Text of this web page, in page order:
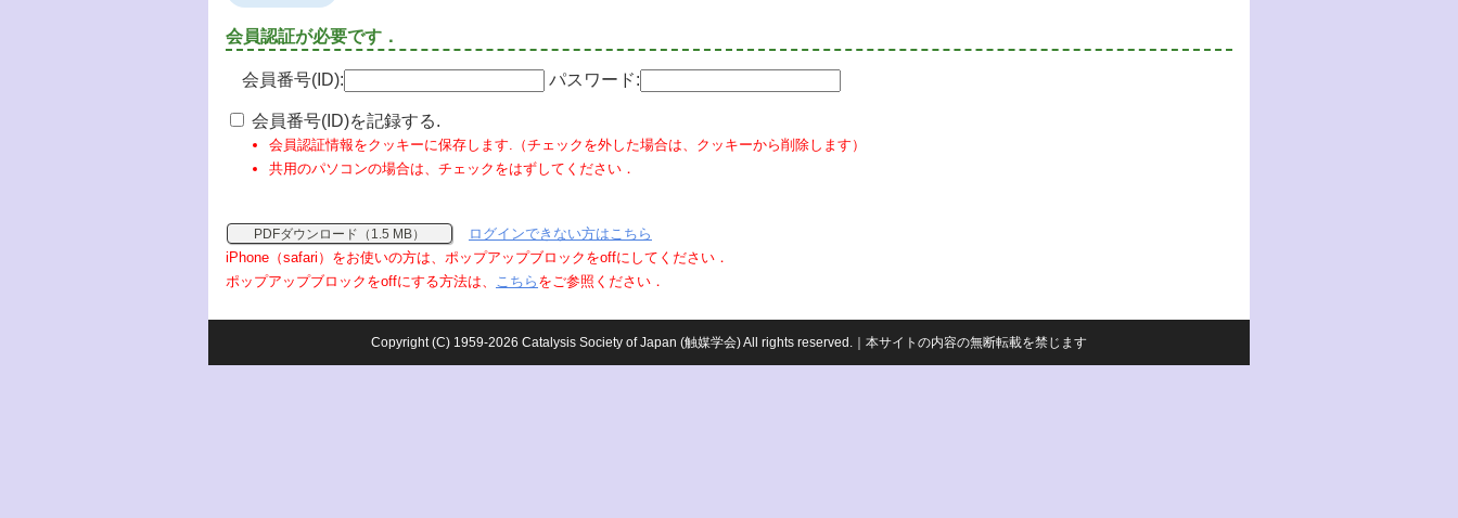
会員認証が必要です．
会員番号(ID): パスワード:
会員番号(ID)を記録する.
会員認証情報をクッキーに保存します.（チェックを外した場合は、クッキーから削除します）
共用のパソコンの場合は、チェックをはずしてください．
PDFダウンロード（1.5 MB）
ログインできない方はこちら
iPhone（safari）をお使いの方は、ポップアップブロックをoffにしてください．
ポップアップブロックをoffにする方法は、 こちら をご参照ください．
Copyright (C) 1959-2026 Catalysis Society of Japan (触媒学会) All rights reserved.｜本サイトの内容の無断転載を禁じます